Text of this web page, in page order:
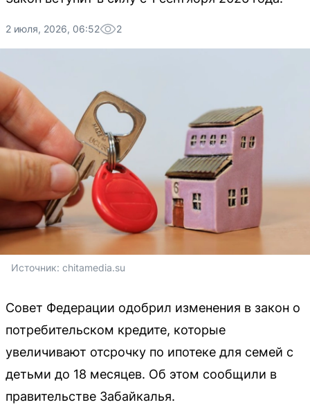
2 июля, 2026, 06:52 2
Источник: chitamedia.su
Совет Федерации одобрил изменения в закон о
потребительском кредите, которые
увеличивают отсрочку по ипотеке для семей с
детьми до 18 месяцев. Об этом сообщили в
правительстве Забайкалья.